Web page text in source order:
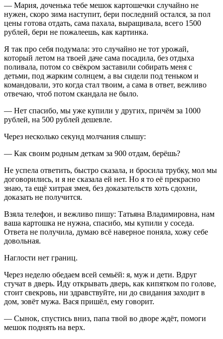
— Мария, доченька тебе мешок картошечки случайно не
нужен, скоро зима наступит, бери последний остался, за пол
цены готова отдать, сама пахала, выращивала, всего 1500
рублей, бери не пожалеешь, как картинка.
Я так про себя подумала: это случайно не тот урожай,
который летом на твоей даче сама посадила, без отдыха
поливала, потом со свёкром заставили собирать меня с
детьми, под жарким солнцем, а вы сидели под теньком и
командовали, это когда стал твоим, а сама в ответ, вежливо
отвечаю, чтоб потом скандала не было.
— Нет спасибо, мы уже купили у других, причём за 1000
рублей, на 500 рублей дешевле.
Через несколько секунд молчания слышу:
— Как своим родным деткам за 900 отдам, берёшь?
Не успела ответить, быстро сказала, и бросила трубку, мол мы
договорились, и я не сказала ей нет. Но я то её прекрасно
знаю, та ещё хитрая змея, без доказательств хоть сдохни,
доказать не получится.
Взяла телефон, и вежливо пишу: Татьяна Владимировна, нам
ваша картошка не нужна, спасибо, мы купили у соседа.
Ответа не получила, думаю всё наверное поняла, хожу себе
довольная.
Наглости нет границ.
Через неделю обедаем всей семьёй: я, муж и дети. Вдруг
стучат в дверь. Иду открывать дверь, как кипятком по голове,
стоит свекровь, ни здравствуйте, ни до свидания заходит в
дом, зовёт мужа. Вася пришёл, ему говорит.
— Сынок, спустись вниз, папа твой во дворе ждёт, помоги
мешок поднять на верх.